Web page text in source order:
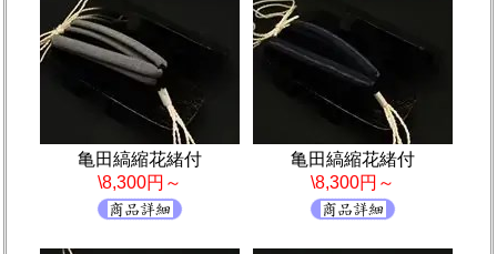
亀田縞縮花緒付
\8,300円～
亀田縞縮花緒付
\8,300円～